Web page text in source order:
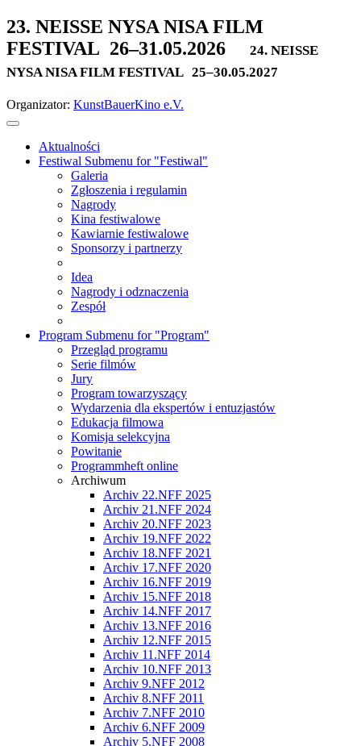
23. NEISSE NYSA NISA FILM
FESTIVAL 26–31.05.2026
24. NEISSE
NYSA NISA FILM FESTIVAL 25–30.05.2027
Organizator: KunstBauerKino e.V.
Aktualności
Festiwal Submenu for "Festiwal"
Galeria
Zgłoszenia i regulamin
Nagrody
Kina festiwalowe
Kawiarnie festiwalowe
Sponsorzy i partnerzy
Idea
Nagrody i odznaczenia
Zespół
Program Submenu for "Program"
Przegląd programu
Serie filmów
Jury
Program towarzyszący
Wydarzenia dla ekspertów i entuzjastów
Edukacja filmowa
Komisja selekcyjna
Powitanie
Programmheft online
Archiwum
Archiv 22.NFF 2025
Archiv 21.NFF 2024
Archiv 20.NFF 2023
Archiv 19.NFF 2022
Archiv 18.NFF 2021
Archiv 17.NFF 2020
Archiv 16.NFF 2019
Archiv 15.NFF 2018
Archiv 14.NFF 2017
Archiv 13.NFF 2016
Archiv 12.NFF 2015
Archiv 11.NFF 2014
Archiv 10.NFF 2013
Archiv 9.NFF 2012
Archiv 8.NFF 2011
Archiv 7.NFF 2010
Archiv 6.NFF 2009
Archiv 5.NFF 2008